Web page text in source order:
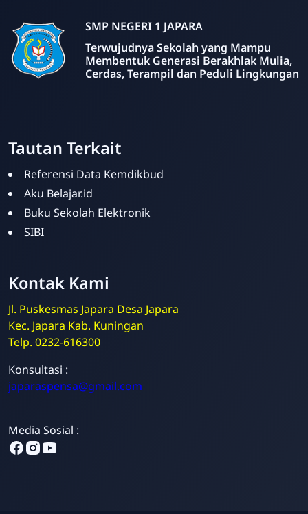
SMP NEGERI 1 JAPARA
Terwujudnya Sekolah yang Mampu
Membentuk Generasi Berakhlak Mulia,
Cerdas, Terampil dan Peduli Lingkungan
Tautan Terkait
Referensi Data Kemdikbud
Aku Belajar.id
Buku Sekolah Elektronik
SIBI
Kontak Kami
Jl. Puskesmas Japara Desa Japara
Kec. Japara Kab. Kuningan
Telp. 0232-616300
Konsultasi :
japaraspensa@gmail.com
Media Sosial :